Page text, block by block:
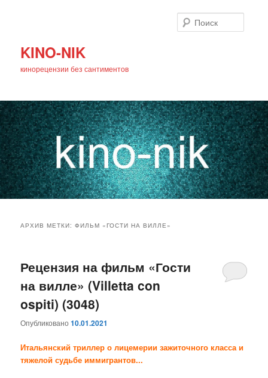
KINO-NIK
кинорецензии без сантиментов
основному
содержимому
дополнительному
содержимому
АРХИВ МЕТКИ:ФИЛЬМ «ГОСТИ НА ВИЛЛЕ»
Рецензия на фильм «Гости
на вилле» (Villetta con
ospiti) (3048)
Опубликовано10.01.2021
Итальянский триллер о лицемерии зажиточного класса и
тяжелой судьбе иммигрантов...